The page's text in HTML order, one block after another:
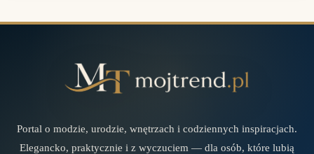
Portal o modzie, urodzie, wnętrzach i codziennych inspiracjach.
Elegancko, praktycznie i z wyczuciem — dla osób, które lubią